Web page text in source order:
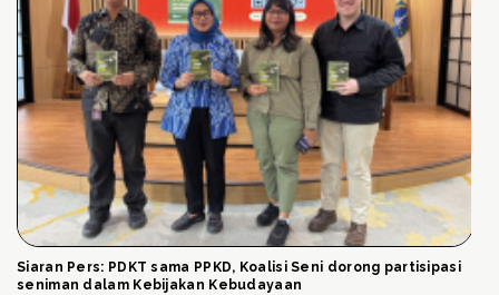
Siaran Pers: PDKT sama PPKD, Koalisi Seni dorong partisipasi
seniman dalam Kebijakan Kebudayaan